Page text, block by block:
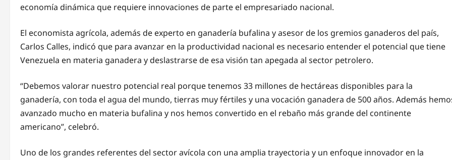
economía dinámica que requiere innovaciones de parte el empresariado nacional.
El economista agrícola, además de experto en ganadería bufalina y asesor de los gremios ganaderos del país,
Carlos Calles, indicó que para avanzar en la productividad nacional es necesario entender el potencial que tiene
Venezuela en materia ganadera y deslastrarse de esa visión tan apegada al sector petrolero.
“Debemos valorar nuestro potencial real porque tenemos 33 millones de hectáreas disponibles para la
ganadería, con toda el agua del mundo, tierras muy fértiles y una vocación ganadera de 500 años. Además
avanzado mucho en materia bufalina y nos hemos convertido en el rebaño más grande del continente
americano”, celebró.
Uno de los grandes referentes del sector avícola con una amplia trayectoria y un enfoque innovador en la